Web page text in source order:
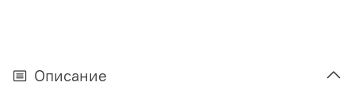
Описание